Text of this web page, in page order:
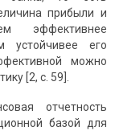
прибыли и
эффективнее
устойчивее его
можно
[2, с. 59].
отчетность
базой для